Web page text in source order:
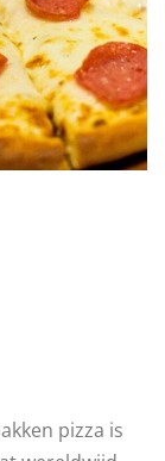
pizza is